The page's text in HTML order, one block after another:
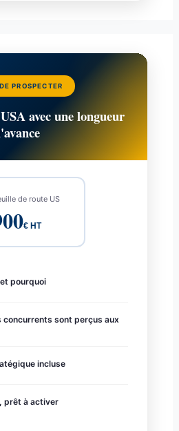
PROSPECTER
avec une longueur
de route US
€ HT
pourquoi
concurrents sont perçus aux
incluse
prêt à activer